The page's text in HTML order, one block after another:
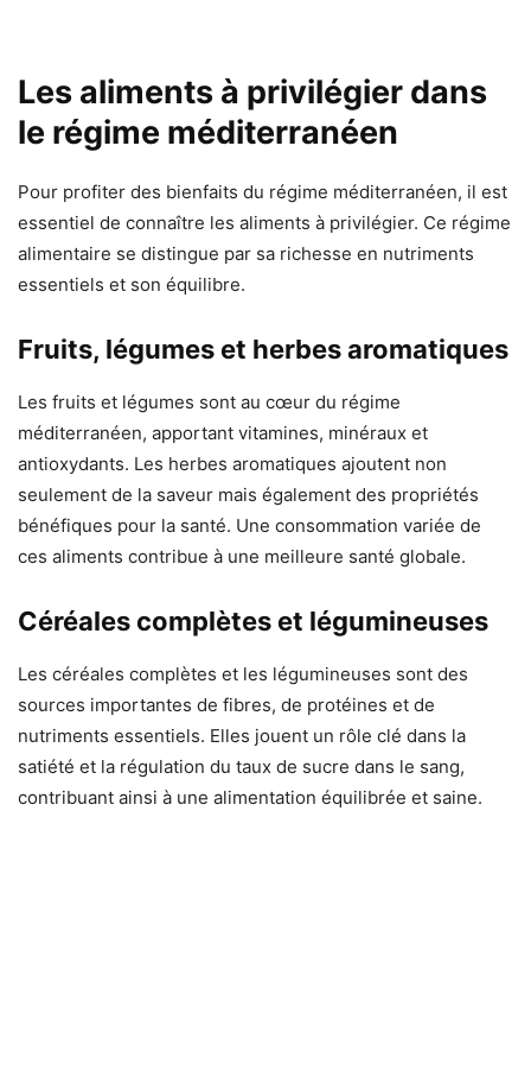
Les aliments à privilégier dans
le régime méditerranéen
Pour profiter des bienfaits du régime méditerranéen, il est
essentiel de connaître les aliments à privilégier. Ce régime
alimentaire se distingue par sa richesse en nutriments
essentiels et son équilibre.
Fruits, légumes et herbes aromatiques
Les fruits et légumes sont au cœur du régime
méditerranéen, apportant vitamines, minéraux et
antioxydants. Les herbes aromatiques ajoutent non
seulement de la saveur mais également des propriétés
bénéfiques pour la santé. Une consommation variée de
ces aliments contribue à une meilleure santé globale.
Céréales complètes et légumineuses
Les céréales complètes et les légumineuses sont des
sources importantes de fibres, de protéines et de
nutriments essentiels. Elles jouent un rôle clé dans la
satiété et la régulation du taux de sucre dans le sang,
contribuant ainsi à une alimentation équilibrée et saine.